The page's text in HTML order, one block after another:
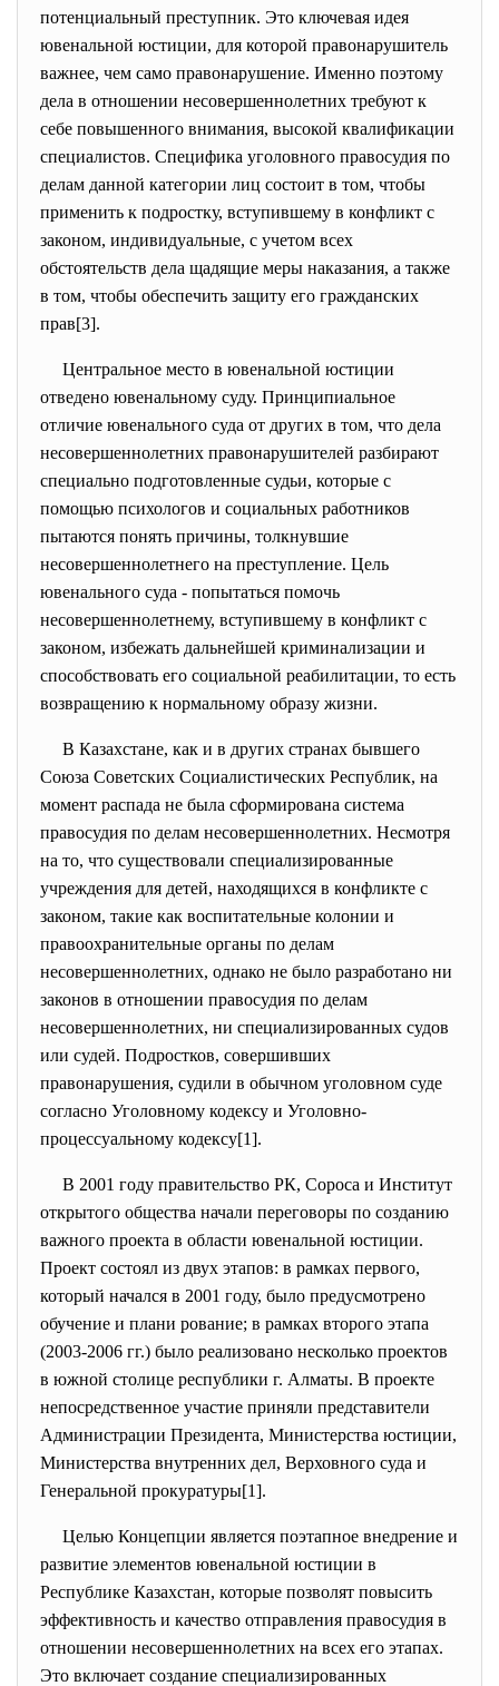
потенциальный преступник. Это ключевая идея
ювенальной юстиции, для которой правонарушитель
важнее, чем само правонарушение. Именно поэтому
дела в отношении несовершеннолетних требуют к
себе повышенного внимания, высокой квалификации
специалистов. Специфика уголовного правосудия по
делам данной категории лиц состоит в том, чтобы
применить к подростку, вступившему в конфликт с
законом, индивидуальные, с учетом всех
обстоятельств дела щадящие меры наказания, а также
в том, чтобы обеспечить защиту его гражданских
прав[3].
Центральное место в ювенальной юстиции
отведено ювенальному суду. Принципиальное
отличие ювенального суда от других в том, что дела
несовершеннолетних правонарушителей разбирают
специально подготовленные судьи, которые с
помощью психологов и социальных работников
пытаются понять причины, толкнувшие
несовершеннолетнего на преступление. Цель
ювенального суда - попытаться помочь
несовершеннолетнему, вступившему в конфликт с
законом, избежать дальнейшей криминализации и
способствовать его социальной реабилитации, то есть
возвращению к нормальному образу жизни.
В Казахстане, как и в других странах бывшего
Союза Советских Социалистических Республик, на
момент распада не была сформирована система
правосудия по делам несовершеннолетних. Несмотря
на то, что существовали специализированные
учреждения для детей, находящихся в конфликте с
законом, такие как воспитательные колонии и
правоохранительные органы по делам
несовершеннолетних, однако не было разработано ни
законов в отношении правосудия по делам
несовершеннолетних, ни специализированных судов
или судей. Подростков, совершивших
правонарушения, судили в обычном уголовном суде
согласно Уголовному кодексу и Уголовно-
процессуальному кодексу[1].
В 2001 году правительство РК, Сороса и Институт
открытого общества начали переговоры по созданию
важного проекта в области ювенальной юстиции.
Проект состоял из двух этапов: в рамках первого,
который начался в 2001 году, было предусмотрено
обучение и плани рование; в рамках второго этапа
(2003-2006 гг.) было реализовано несколько проектов
в южной столице республики г. Алматы. В проекте
непосредственное участие приняли представители
Администрации Президента, Министерства юстиции,
Министерства внутренних дел, Верховного суда и
Генеральной прокуратуры[1].
Целью Концепции является поэтапное внедрение и
развитие элементов ювенальной юстиции в
Республике Казахстан, которые позволят повысить
эффективность и качество отправления правосудия в
отношении несовершеннолетних на всех его этапах.
Это включает создание специализированных